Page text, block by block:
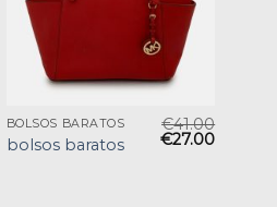
BOLSOS BARATOS
bolsos baratos
€41.00
€27.00